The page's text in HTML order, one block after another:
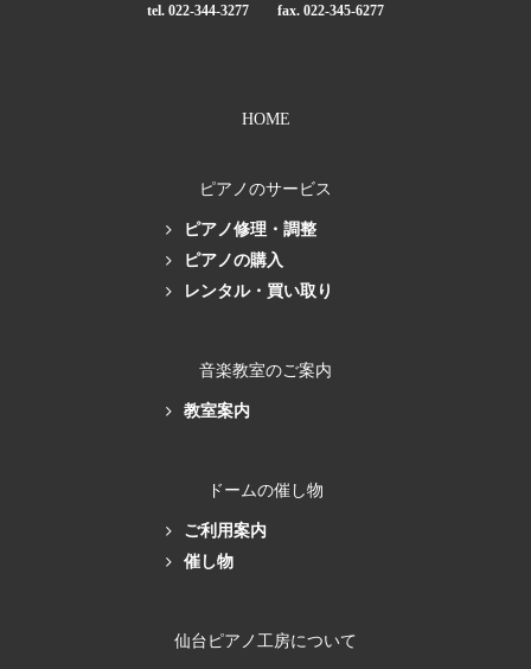
tel. 022-344-3277 fax. 022-345-6277
HOME
ピアノのサービス
ピアノ修理・調整
ピアノの購入
レンタル・買い取り
音楽教室のご案内
教室案内
ドームの催し物
ご利用案内
催し物
仙台ピアノ工房について